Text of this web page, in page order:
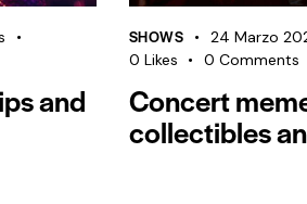
and
SHOWS 24 Marzo
0 Likes 0 Comments
Concert
collectibles